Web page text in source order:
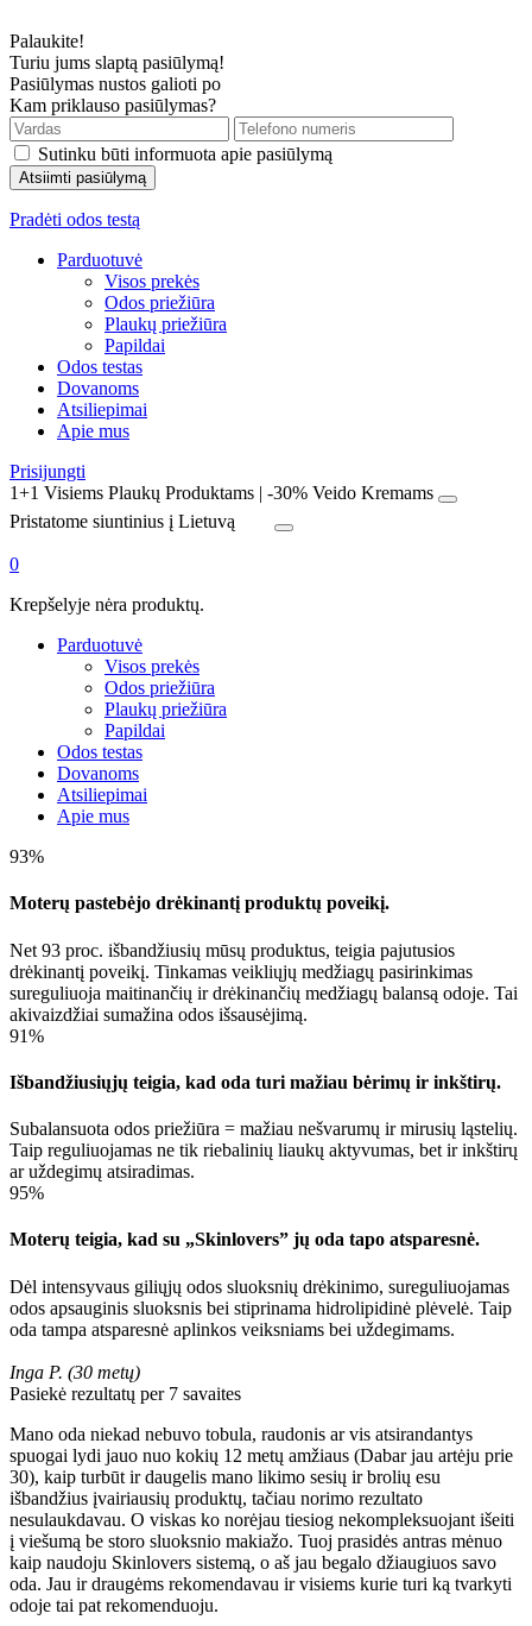
Palaukite!
Turiu jums slaptą pasiūlymą!
Pasiūlymas nustos galioti po
Kam priklauso pasiūlymas?
Sutinku būti informuota apie pasiūlymą
Pradėti odos testą
Parduotuvė
Visos prekės
Odos priežiūra
Plaukų priežiūra
Papildai
Odos testas
Dovanoms
Atsiliepimai
Apie mus
Prisijungti
1+1 Visiems Plaukų Produktams | -30% Veido Kremams
Pristatome siuntinius į Lietuvą
0
Krepšelyje nėra produktų.
Parduotuvė
Visos prekės
Odos priežiūra
Plaukų priežiūra
Papildai
Odos testas
Dovanoms
Atsiliepimai
Apie mus
93%
Moterų pastebėjo drėkinantį produktų poveikį.
Net 93 proc. išbandžiusių mūsų produktus, teigia pajutusios
drėkinantį poveikį. Tinkamas veikliųjų medžiagų pasirinkimas
sureguliuoja maitinančių ir drėkinančių medžiagų balansą odoje. Tai
akivaizdžiai sumažina odos išsausėjimą.
91%
Išbandžiusiųjų teigia, kad oda turi mažiau bėrimų ir inkštirų.
Subalansuota odos priežiūra = mažiau nešvarumų ir mirusių ląstelių.
Taip reguliuojamas ne tik riebalinių liaukų aktyvumas, bet ir inkštirų
ar uždegimų atsiradimas.
95%
Moterų teigia, kad su „Skinlovers” jų oda tapo atsparesnė.
Dėl intensyvaus giliųjų odos sluoksnių drėkinimo, sureguliuojamas
odos apsauginis sluoksnis bei stiprinama hidrolipidinė plėvelė. Taip
oda tampa atsparesnė aplinkos veiksniams bei uždegimams.
Inga P. (30 metų)
Pasiekė rezultatų per 7 savaites
Mano oda niekad nebuvo tobula, raudonis ar vis atsirandantys
spuogai lydi jauo nuo kokių 12 metų amžiaus (Dabar jau artėju prie
30), kaip turbūt ir daugelis mano likimo sesių ir brolių esu
išbandžius įvairiausių produktų, tačiau norimo rezultato
nesulaukdavau. O viskas ko norėjau tiesiog nekompleksuojant išeiti
į viešumą be storo sluoksnio makiažo. Tuoj prasidės antras mėnuo
kaip naudoju Skinlovers sistemą, o aš jau begalo džiaugiuos savo
oda. Jau ir draugėms rekomendavau ir visiems kurie turi ką tvarkyti
odoje tai pat rekomenduoju.